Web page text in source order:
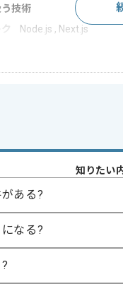
技術
Node.js , Next.js
システム開発
TypeScriptを用いたフロ
基本設計工程経験
ムにおけるフロントエン
の知見
アプリにおけるAPI
いた開発経験
知りたい
ある?
なる?